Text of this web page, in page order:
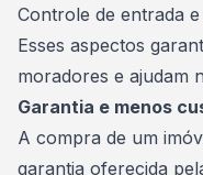
Controle de entrada
Esses aspectos
moradores e ajudam
Garantia e menos
A compra de um
garantia oferecida